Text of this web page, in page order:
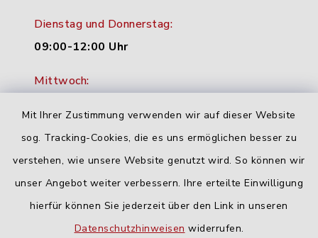
Mit Ihrer Zustimmung verwenden wir auf dieser Website
sog. Tracking-Cookies, die es uns ermöglichen besser zu
verstehen, wie unsere Website genutzt wird. So können wir
unser Angebot weiter verbessern. Ihre erteilte Einwilligung
hierfür können Sie jederzeit über den Link in unseren
Datenschutzhinweisen widerrufen.
Dienstag und Donnerstag:
09:00-12:00 Uhr
Mittwoch:
Freitag:
geschlossen
Quicklinks